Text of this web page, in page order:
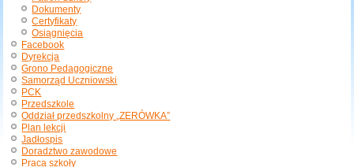
Dokumenty
Certyfikaty
Osiągnięcia
Facebook
Dyrekcja
Grono Pedagogiczne
Samorząd Uczniowski
PCK
Przedszkole
Oddział przedszkolny „ZERÓWKA”
Plan lekcji
Jadłospis
Doradztwo zawodowe
Praca szkoły